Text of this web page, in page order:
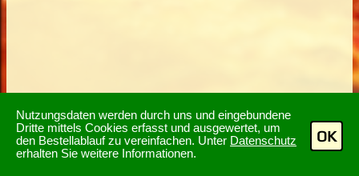
Nutzungsdaten werden durch uns und eingebundene
Dritte mittels Cookies erfasst und ausgewertet, um
den Bestellablauf zu vereinfachen. Unter Datenschutz
erhalten Sie weitere Informationen.
OK